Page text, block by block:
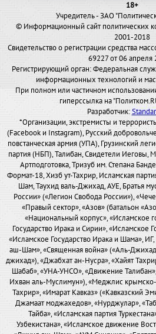
18+
Учредитель - ЗАО
© Информационный сайт политических
2001-2018
Свидетельство о регистрации средства
69227 от 06 апреля
Регистрирующий орган: Федеральная
информационных технологий и
При полном или частичном
гиперссылка на
Разработчик:
*Организации, экстремисты и
(Facebook и Instagram), Русский
повстанческая армия (УПА), Грузинский
партия (НБП), Талибан, Свидетели Иеговы,
Артподготовка, Тризуб им. Степана
Формат-18, Хизб ут-Тахрир, Исламская
Шам, Таухид валь-Джихад, АУЕ, Братья
России» («Легион Свобода России»),
«Правый сектор», «Азов» (батальон
«Национальный корпус», «Исламское
Государство Ирака и Сирии», «Исламское
«Исламское Государство Ирака и Шама»,
аш-Шам», «Священная война» («Аль-
джихад»), «Джабхат ан-Нусра», «Хайят
Шабаб», «УНА-УНСО», «Движение
Ихван аль-Муслимун»), «Меджлис крымско-
Тахрир», «Имарат Кавказ» («Кавказский
Джамаат моджахедов», «Нурджулар»,
Тайба», «Исламская партия
Узбекистана», «Исламское движение